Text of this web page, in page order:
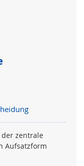
zentrale
Aufsatzform